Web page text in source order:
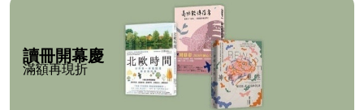
讀冊開幕慶
滿額再現折